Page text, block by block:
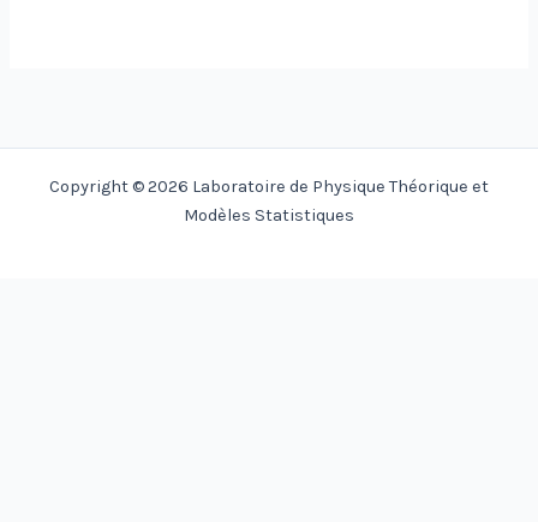
Copyright © 2026 Laboratoire de Physique Théorique et
Modèles Statistiques